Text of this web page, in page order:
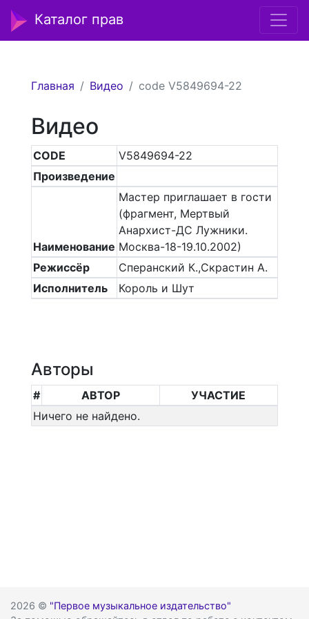
Каталог прав
Главная Видео code V5849694-22
Видео
CODE
V5849694-22
Произведение
Наименование
Мастер приглашает в гости
(фрагмент, Мертвый
Анархист-ДС Лужники.
Москва-18-19.10.2002)
Режиссёр
Сперанский К.,Скрастин А.
Исполнитель
Король и Шут
Авторы
# АВТОР
УЧАСТИЕ
Ничего не найдено.
2026 © "Первое музыкальное издательство"